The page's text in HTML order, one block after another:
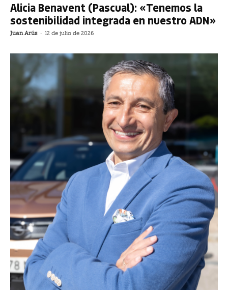
Alicia Benavent (Pascual): «Tenemos la
sostenibilidad integrada en nuestro ADN»
Juan Arús - 12 de julio de 2026